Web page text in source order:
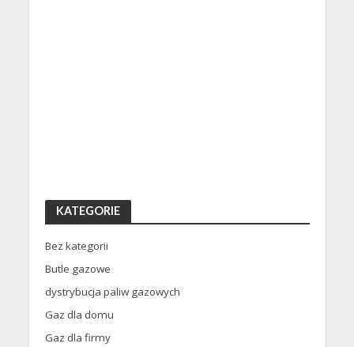
KATEGORIE
Bez kategorii
Butle gazowe
dystrybucja paliw gazowych
Gaz dla domu
Gaz dla firmy